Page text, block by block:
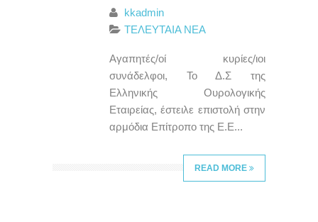
kkadmin
ΤΕΛΕΥΤΑΙΑ ΝΕΑ
Αγαπητές/οί κυρίες/ιοι
συνάδελφοι, Το Δ.Σ της
Ελληνικής Ουρολογικής
Εταιρείας, έστειλε επιστολή στην
αρμόδια Επίτροπο της Ε.Ε...
READ MORE